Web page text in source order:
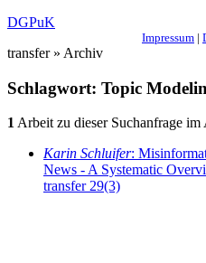
DGPuK
Impressum |
transfer » Archiv
Schlagwort: Topic
1Arbeit zu dieser Suchanfrage
Karin Schluifer:
News - A Systematic
transfer 29(3)